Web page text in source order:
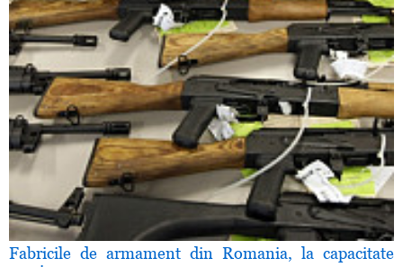
Fabricile de armament din Romania, la capacitate